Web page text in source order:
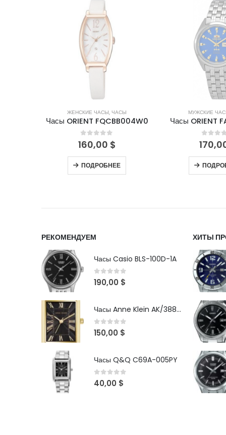
НЕТ В НАЛИЧИИ
ЖЕНСКИЕ ЧАСЫ, ЧАСЫ
Часы ORIENT FQCBB004W0
0out of 5
160,00 $
ПОДРОБНЕЕ
НЕТ В
МУЖСКИЕ
Часы ORIENT
0out
РЕКОМЕНДУЕМ
Часы Casio BLS-100D-1A
0out of 5
190,00 $
Часы Anne Klein AK/3882BKGB
0out of 5
150,00 $
Часы Q&Q C69A-005PY
0 out of 5
40,00 $
ХИТЫ